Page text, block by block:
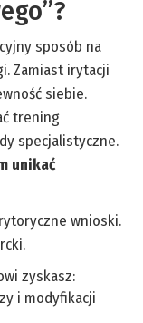
sposób na
Zamiast irytacji
siebie.
trening
specjalistyczne.
unikać
wnioski.
zyskasz:
i modyfikacji